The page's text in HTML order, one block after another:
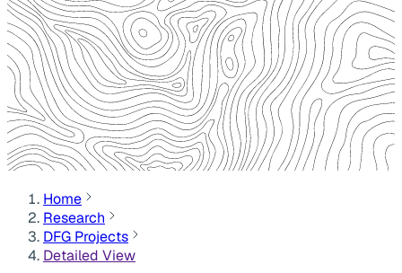
Home
Research
DFG Projects
Detailed View